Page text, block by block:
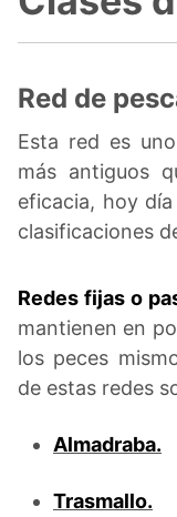
Red de
Esta red es
más antiguos
eficacia, hoy
clasificaciones
Redes fijas o
mantienen en
los peces
de estas redes
Almadraba.
Trasmallo.